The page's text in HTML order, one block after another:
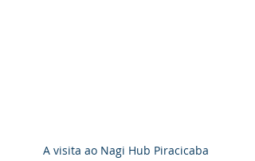
A visita ao Nagi Hub Piracicaba